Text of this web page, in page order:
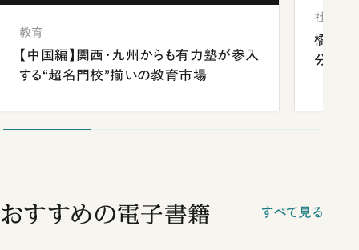
教育
【中国編】関西・九州からも有力塾が参入
する“超名門校”揃いの教育市場
社会
橋本愛
分 佐
おすすめの電子書籍 すべて見る